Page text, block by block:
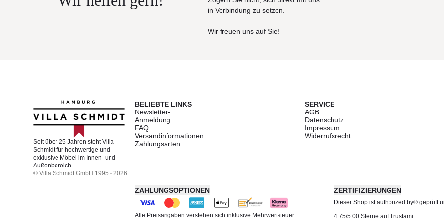
in Verbindung zu setzen.
Wir freuen uns auf Sie!
Seit über 25 Jahren steht Villa
Schmidt für hochwertige und
exklusive Möbel im Innen- und
Außenbereich.
© Villa Schmidt GmbH 1995 - 2026
BELIEBTE LINKS
Newsletter-
Anmeldung
FAQ
Versandinformationen
Zahlungsarten
SERVICE
AGB
Datenschutz
Impressum
Widerrufsrecht
ZAHLUNGSOPTIONEN
Alle Preisangaben verstehen sich inklusive Mehrwertsteuer.
ZERTIFIZIERUNGEN
Dieser Shop ist authorized.by® geprüft
4.75/5.00 Sterne auf Trustami